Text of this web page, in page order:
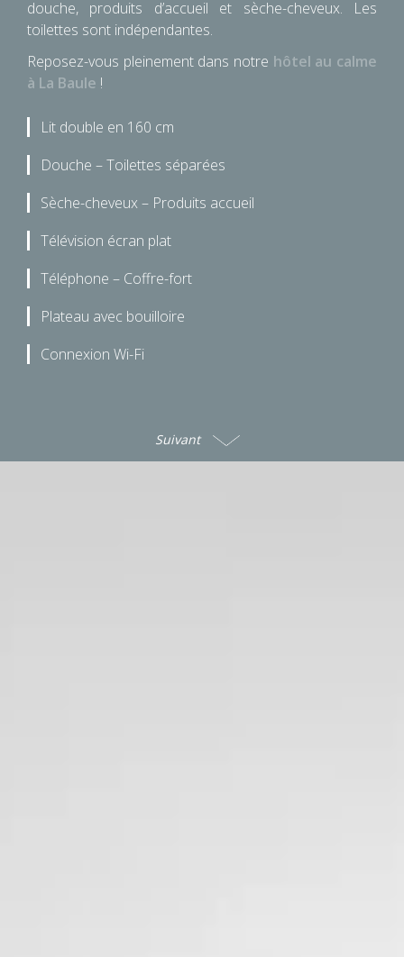
douche, produits d’accueil et sèche-cheveux. Les
toilettes sont indépendantes.
Reposez-vous pleinement dans notre hôtel au calme
à La Baule !
Lit double en 160 cm
Douche – Toilettes séparées
Sèche-cheveux – Produits accueil
Télévision écran plat
Téléphone – Coffre-fort
Plateau avec bouilloire
Connexion Wi-Fi
Suivant